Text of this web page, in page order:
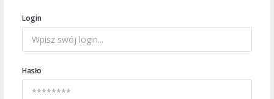
Login
Hasło